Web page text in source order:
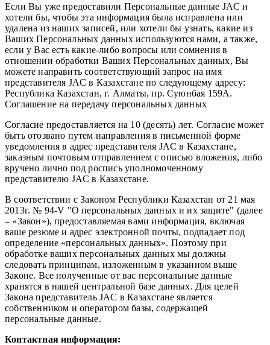
Если Вы уже предоставили Персональные данные JAC и
хотели бы, чтобы эта информация была исправлена или
удалена из наших записей, или хотели бы узнать, какие из
Ваших Персональных данных используются нами, а также,
если у Вас есть какие-либо вопросы или сомнения в
отношении обработки Ваших Персональных данных, Вы
можете направить соответствующий запрос на имя
представителя JAC в Казахстане по следующему адресу:
Республика Казахстан, г. Алматы, пр. Суюнбая 159А.
Соглашение на передачу персональных данных
Согласие предоставляется на 10 (десять) лет. Согласие может
быть отозвано путем направления в письменной форме
уведомления в адрес представителя JAC в Казахстане,
заказным почтовым отправлением с описью вложения, либо
вручено лично под роспись уполномоченному
представителю JAC в Казахстане.
В соответствии с Законом Республики Казахстан от 21 мая
2013г. № 94-V "О персональных данных и их защите" (далее
– «Закон»), предоставляемая вами информация, включая
ваше резюме и адрес электронной почты, подпадает под
определение «персональных данных». Поэтому при
обработке ваших персональных данных мы должны
следовать принципам, изложенным в указанном выше
Законе. Все полученные от вас персональные данные
хранятся в нашей центральной базе данных. Для целей
Закона представитель JAC в Казахстане является
собственником и оператором базы, содержащей
персональные данные.
Контактная информация: